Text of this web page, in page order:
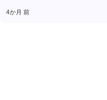
4か月 前